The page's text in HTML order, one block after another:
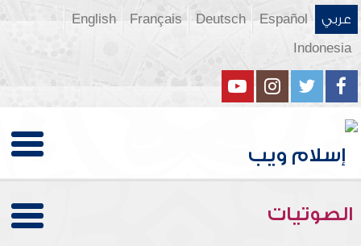
عربي Español
Deutsch
Français
English
Indonesia
الصوتيات